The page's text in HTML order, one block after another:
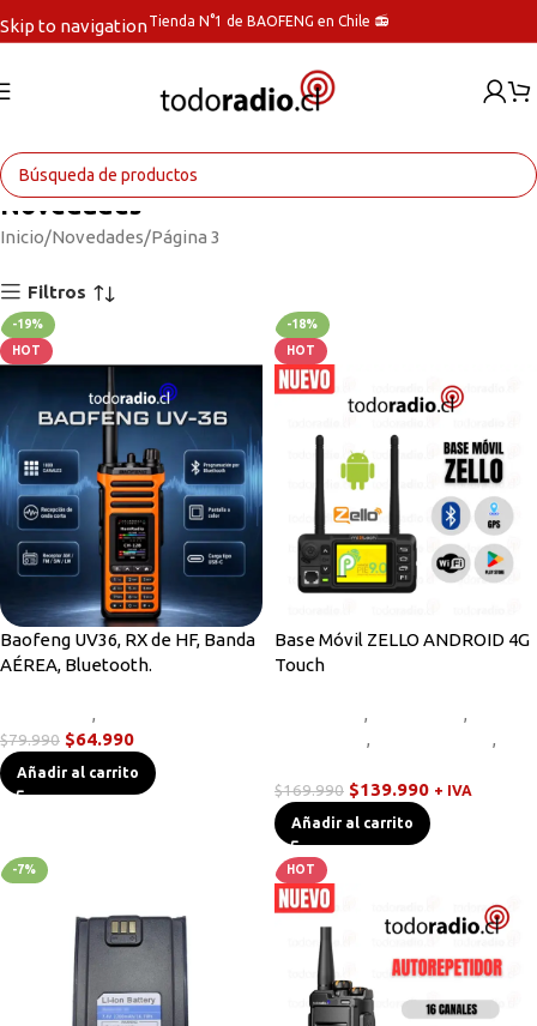
Skip to navigationTienda N°1 de BAOFENG en Chile 📻
Novedades
Inicio Novedades Página 3
Filtros
-19%
HOT
Baofeng UV36, RX de HF, Banda
AÉREA, Bluetooth.
,
$79.990 $64.990
Añadir al carrito
-18%
HOT
Base Móvil ZELLO ANDROID 4G
Touch
, ,
,
,
$169.990 $139.990 + IVA
Añadir al carrito
-7% HOT